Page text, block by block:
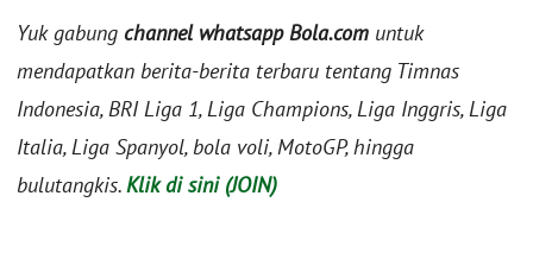
Yuk gabung channel whatsapp Bola.com untuk
mendapatkan berita-berita terbaru tentang Timnas
Indonesia, BRI Liga 1, Liga Champions, Liga Inggris, Liga
Italia, Liga Spanyol, bola voli, MotoGP, hingga
bulutangkis.Klik di sini (JOIN)